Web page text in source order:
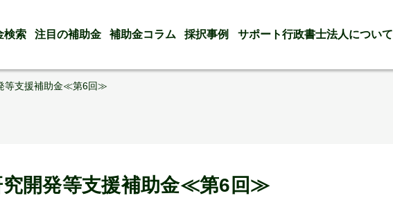
検索 注目の補助金 補助金コラム 採択事例 サポート行政書士法人について
等支援補助金≪第6回≫
究開発等支援補助金≪第6回≫